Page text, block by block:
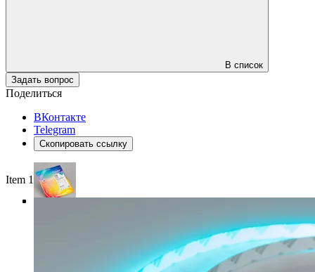
В список
Задать вопрос
Поделиться
ВКонтакте
Telegram
Скопировать ссылку
Item 1 of 5